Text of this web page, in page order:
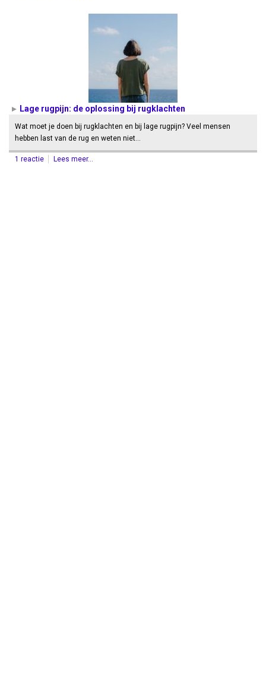
Lage rugpijn: de oplossing bij rugklachten
Wat moet je doen bij rugklachten en bij lage rugpijn? Veel mensen
hebben last van de rug en weten niet…
1 reactie Lees meer...